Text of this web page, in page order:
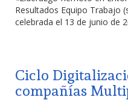
Resultados Equipo Trabajo
celebrada el 13 de junio de
Ciclo
compañías